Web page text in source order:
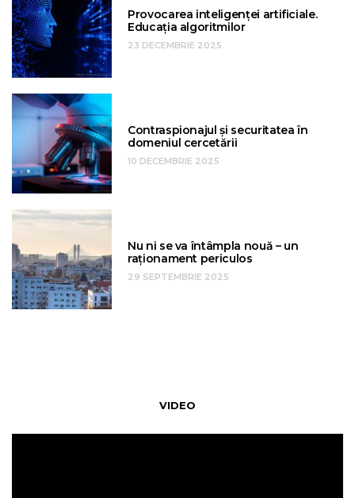
Provocarea inteligenței artificiale.
Educația algoritmilor
23 DECEMBRIE 2025
Contraspionajul și securitatea în
domeniul cercetării
10 DECEMBRIE 2025
Nu ni se va întâmpla nouă – un
raționament periculos
29 SEPTEMBRIE 2025
VIDEO